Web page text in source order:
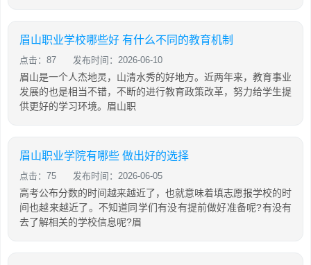
眉山职业学校哪些好 有什么不同的教育机制
点击：87 发布时间：2026-06-10
眉山是一个人杰地灵，山清水秀的好地方。近两年来，教育事业
发展的也是相当不错，不断的进行教育政策改革，努力给学生提
供更好的学习环境。眉山职
眉山职业学院有哪些 做出好的选择
点击：75 发布时间：2026-06-05
高考公布分数的时间越来越近了，也就意味着填志愿报学校的时
间也越来越近了。不知道同学们有没有提前做好准备呢?有没有
去了解相关的学校信息呢?眉